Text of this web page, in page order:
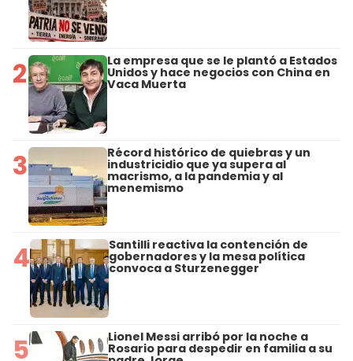
2 La empresa que se le plantó a Estados
Unidos y hace negocios con China en
Vaca Muerta
3 Récord histórico de quiebras y un
industricidio que ya supera al
macrismo, a la pandemia y al
menemismo
4 Santilli reactiva la contención de
gobernadores y la mesa política
convoca a Sturzenegger
5 Lionel Messi arribó por la noche a
Rosario para despedir en familia a su